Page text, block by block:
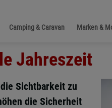
Camping & Caravan Marken &
Jahreszeit
Sichtbarkeit zu
die Sicherheit